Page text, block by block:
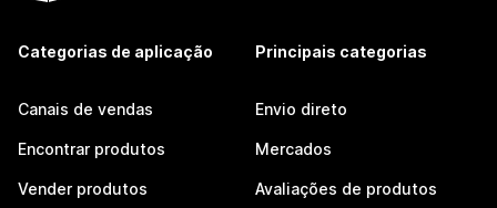
Categorias de aplicação
Canais de vendas
Encontrar produtos
Vender produtos
Principais categorias
Envio direto
Mercados
Avaliações de produtos